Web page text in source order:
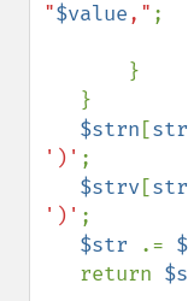
"$value," ;
$strn [
')' ;
$strv[
')' ;
$str
.=
   return